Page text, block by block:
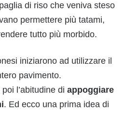
di riso che veniva steso
permettere più tatami,
tutto più morbido.
iniziarono ad utilizzare il
pavimento.
l’abitudine di appoggiare
. Ed ecco una prima idea di